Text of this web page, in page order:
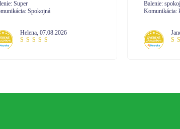
Spokojná
07.08.2026
Balenie: spokojná
Komunikácia:
Janetta